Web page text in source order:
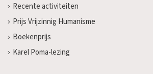
Recente activiteiten
Prijs Vrijzinnig Humanisme
Boekenprijs
Karel Poma-lezing